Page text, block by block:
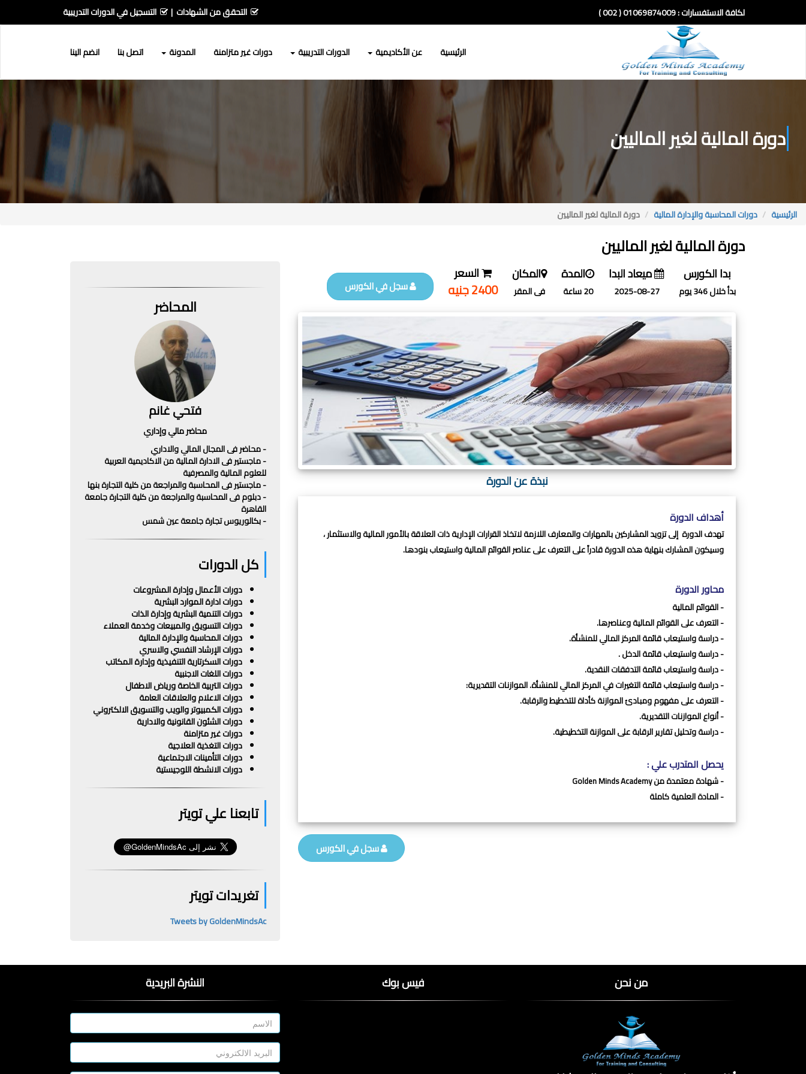
لكافة الاستفسارات :01069874009 ( 002 ) التسجيل في الدورات التدريبية التحقق من الشهادات
الرئيسية عن الأكاديمية الدورات التدريبية دورات غير متزامنة المدونة اتصل بنا انضم الينا
دورة المالية لغير الماليين
الرئيسية دورات المحاسبة والإدارة المالية دورة المالية لغير الماليين
دورة المالية لغير الماليين
بدا الكورس
بدأ خلال 346 يوم
ميعاد البدا
2025-08-27
المدة
20 ساعة
المكان
فى المقر
السعر
2400 جنيه سجل في الكورس
نبذة عن الدورة
أهداف الدورة
تهدف الدورة إلى تزويد المشاركين بالمهارات والمعارف اللازمة لاتخاذ القرارات الإدارية ذات العلاقة بالأمور المالية والاستثمار ،
وسيكون المشارك بنهاية هذه الدورة قادراً على التعرف على عناصر القوائم المالية واستيعاب بنودها.
محاور الدورة
- القوائم المالية
- التعرف على القوائم المالية وعناصرها.
- دراسة واستيعاب قائمة المركز المالي للمنشأة.
- دراسة واستيعاب قائمة الدخل .
- دراسة واستيعاب قائمة التدفقات النقدية.
- دراسة واستيعاب قائمة التغيرات في المركز المالي للمنشأة. الموازنات التقديرية:
- التعرف على مفهوم ومبادئ الموازنة كأداة للتخطيط والرقابة.
- أنواع الموازنات التقديرية.
- دراسة وتحليل تقارير الرقابة على الموازنة التخطيطية.
يحصل المتدرب علي :
- شهادة معتمدة من Golden Minds Academy
- المادة العلمية كاملة
سجل في الكورس
المحاضر
فتحي غانم
محاضر مالي وإداري
- محاضر فى المجال المالي والاداري
- ماجستير فى الادارة المالية من الاكاديمية العربية
للعلوم المالية والمصرفية
- ماجستير فى المحاسبة والمراجعة من كلية التجارة بنها
- دبلوم فى المحاسبة والمراجعة من كلية التجارة جامعة
القاهرة
- بكالوريوس تجارة جامعة عين شمس
كل الدورات
دورات الأعمال وإدارة المشروعات
دورات ادارة الموارد البشرية
دورات التنمية البشرية وإدارة الذات
دورات التسويق والمبيعات وخدمة العملاء
دورات المحاسبة والإدارة المالية
دورات الإرشاد النفسي والاسري
دورات السكرتارية التنفيذية وإدارة المكاتب
دورات اللغات الاجنبية
دورات التربية الخاصة ورياض الاطفال
دورات الاعلام والعلاقات العامة
دورات الكمبيوتر والويب والتسويق الالكتروني
دورات الشئون القانونية والادارية
دورات غير متزامنة
دورات التغذية العلاجية
دورات التأمينات الاجتماعية
دورات الانشطة اللوجيستية
تابعنا علي تويتر
تغريدات تويتر
Tweets by GoldenMindsAc
من نحن فيس بوك النشرة البريدية